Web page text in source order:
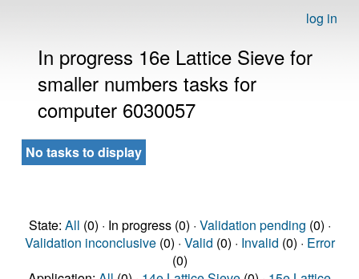
log in
In progress 16e Lattice Sieve for
smaller numbers tasks for
computer 6030057
No tasks to display
State: All (0) · In progress (0) · Validation pending (0) ·
Validation inconclusive(0) · Valid (0) · Invalid (0) · Error
(0)